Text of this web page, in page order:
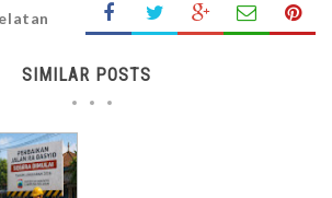
SIMILAR POSTS